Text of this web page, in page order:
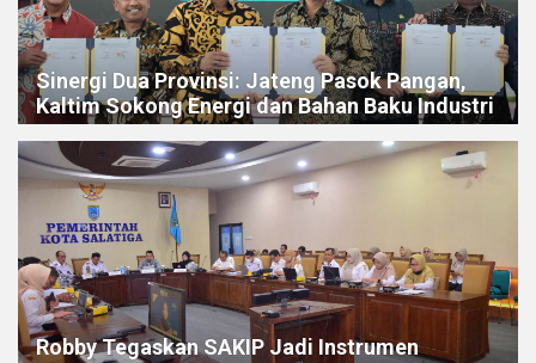
Sinergi Dua Provinsi: Jateng Pasok Pangan,
Kaltim Sokong Energi dan Bahan Baku Industri
Robby Tegaskan SAKIP Jadi Instrumen